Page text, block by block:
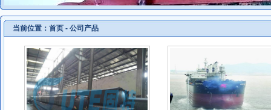
当前位置： 首页 - 公司产品